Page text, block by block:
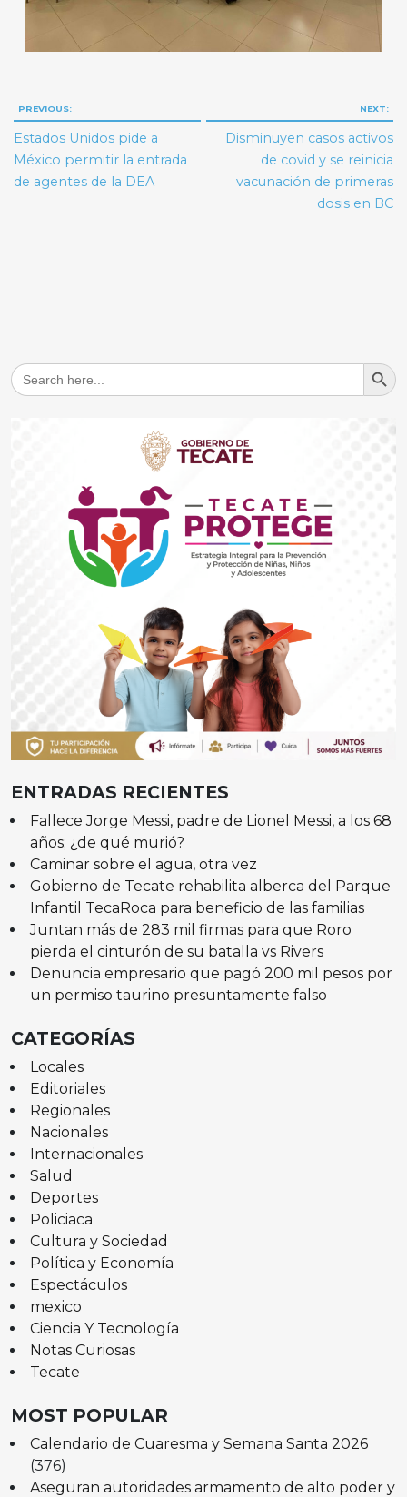
Navegación
de
entradas
PREVIOUS:
Estados Unidos pide a
México permitir la entrada
de agentes de la DEA
NEXT:
Disminuyen casos activos
de covid y se reinicia
vacunación de primeras
dosis en BC
Search
for:
Search
ENTRADAS RECIENTES
Fallece Jorge Messi, padre de Lionel Messi, a los 68
años; ¿de qué murió?
Caminar sobre el agua, otra vez
Gobierno de Tecate rehabilita alberca del Parque
Infantil TecaRoca para beneficio de las familias
Juntan más de 283 mil firmas para que Roro
pierda el cinturón de su batalla vs Rivers
Denuncia empresario que pagó 200 mil pesos por
un permiso taurino presuntamente falso
CATEGORÍAS
Locales
Editoriales
Regionales
Nacionales
Internacionales
Salud
Deportes
Policiaca
Cultura y Sociedad
Política y Economía
Espectáculos
mexico
Ciencia Y Tecnología
Notas Curiosas
Tecate
MOST POPULAR
Calendario de Cuaresma y Semana Santa 2026
(376)
Aseguran autoridades armamento de alto poder y